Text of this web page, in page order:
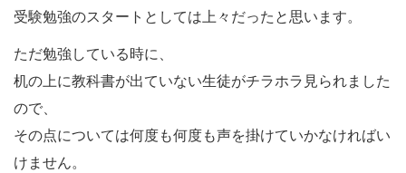
受験勉強のスタートとしては上々だったと思います。
ただ勉強している時に、
机の上に教科書が出ていない生徒がチラホラ見られました
ので、
その点については何度も何度も声を掛けていかなければい
けません。